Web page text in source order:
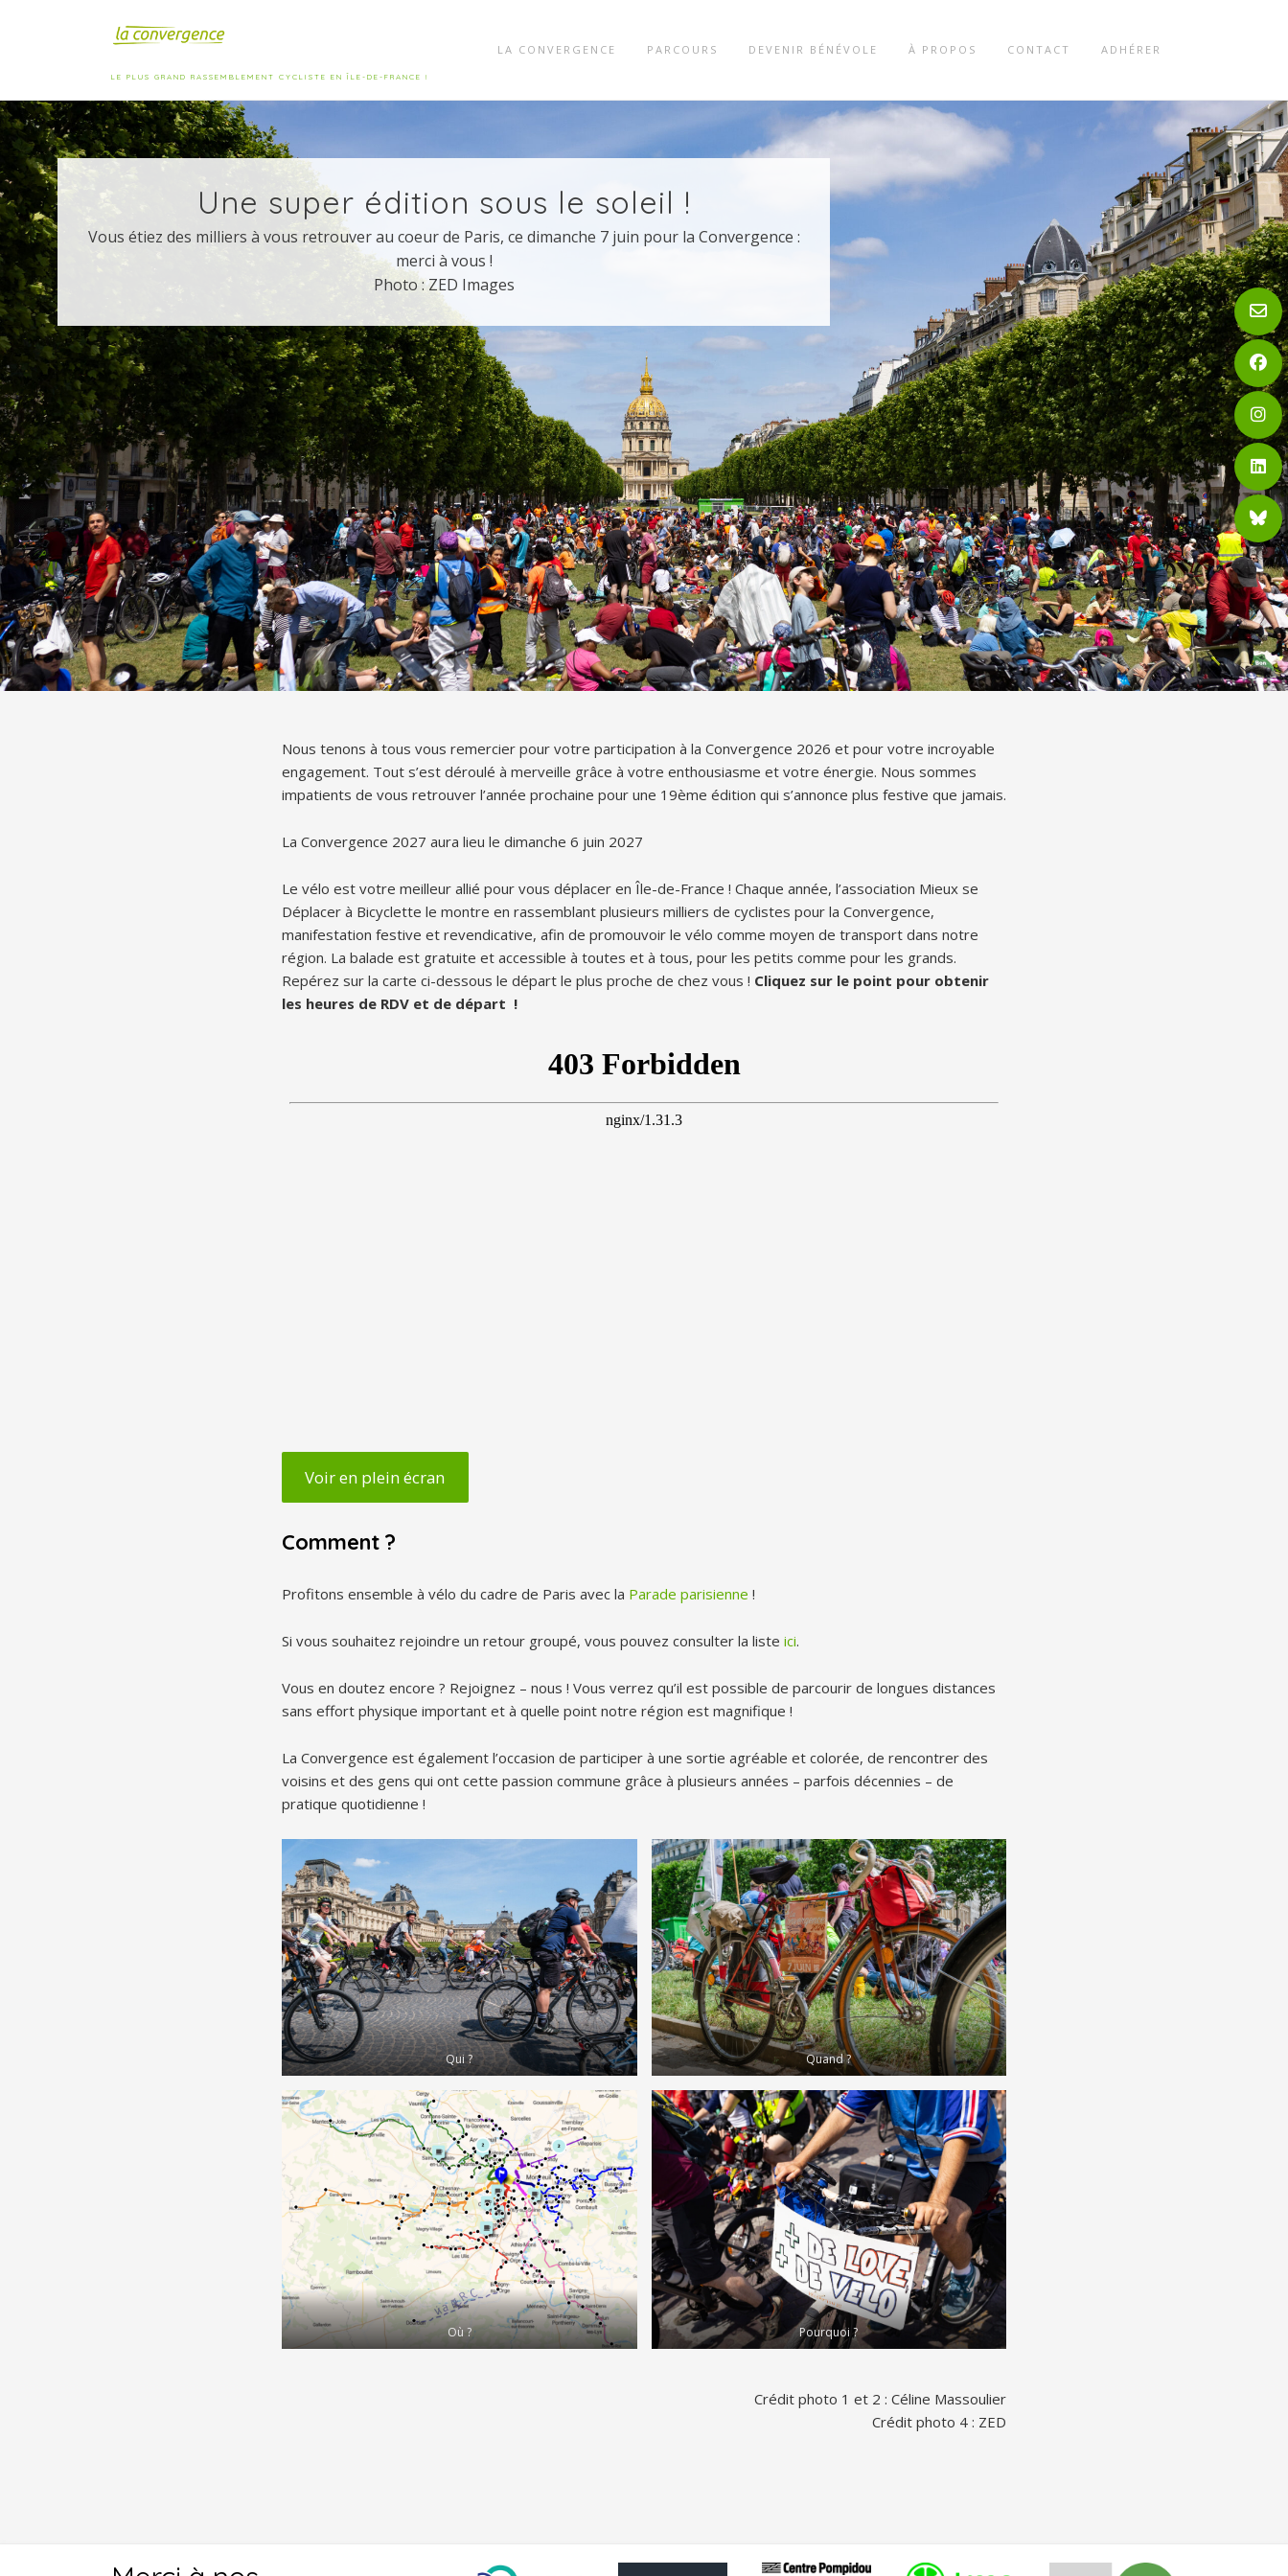
LE PLUS GRAND RASSEMBLEMENT CYCLISTE EN ÎLE-DE-FRANCE !
LA CONVERGENCE PARCOURS DEVENIR BÉNÉVOLE À PROPOS CONTACT ADHÉRER
Une super édition sous le soleil !
Vous étiez des milliers à vous retrouver au coeur de Paris, ce dimanche 7 juin pour la Convergence :
merci à vous !
Photo : ZED Images
Nous tenons à tous vous remercier pour votre participation à la Convergence 2026 et pour votre incroyable
engagement. Tout s’est déroulé à merveille grâce à votre enthousiasme et votre énergie. Nous sommes
impatients de vous retrouver l’année prochaine pour une 19ème édition qui s’annonce plus festive que jamais.
La Convergence 2027 aura lieu le dimanche 6 juin 2027
Le vélo est votre meilleur allié pour vous déplacer en Île-de-France ! Chaque année, l’association Mieux se
Déplacer à Bicyclette le montre en rassemblant plusieurs milliers de cyclistes pour la Convergence,
manifestation festive et revendicative, afin de promouvoir le vélo comme moyen de transport dans notre
région. La balade est gratuite et accessible à toutes et à tous, pour les petits comme pour les grands.
Repérez sur la carte ci-dessous le départ le plus proche de chez vous ! Cliquez sur le point pour obtenir
les heures de RDV et de départ !
Voir en plein écran
Comment ?
Profitons ensemble à vélo du cadre de Paris avec la Parade parisienne !
Si vous souhaitez rejoindre un retour groupé, vous pouvez consulter la liste ici.
Vous en doutez encore ? Rejoignez – nous ! Vous verrez qu’il est possible de parcourir de longues distances
sans effort physique important et à quelle point notre région est magnifique !
La Convergence est également l’occasion de participer à une sortie agréable et colorée, de rencontrer des
voisins et des gens qui ont cette passion commune grâce à plusieurs années – parfois décennies – de
pratique quotidienne !
Qui ? Quand ?
Où ? Pourquoi ?
Crédit photo 1 et 2 : Céline Massoulier
Crédit photo 4 : ZED